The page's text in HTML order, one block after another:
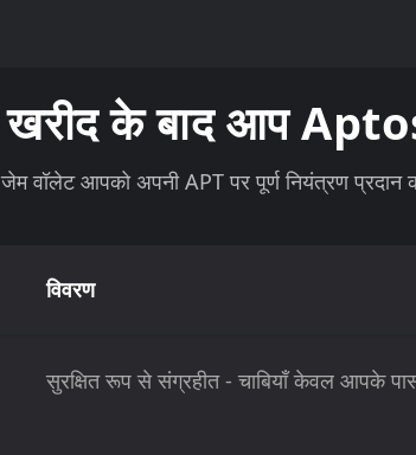
खरीद के बाद आप
जेम वॉलेट आपको अपनी APT पर पूर्ण नियंत्रण प्रदान
विवरण
सुरक्षित रूप से संग्रहीत - चाबियाँ केवल आपके